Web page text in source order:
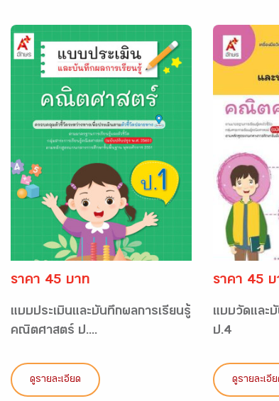
ราคา 45 บาท
แบบประเมินและบันทึกผลการเรียนรู้
คณิตศาสตร์ ป....
ดูรายละเอียด
ราคา 45 บ
แบบวัดและ
ป.4
ดูรายละเอีย